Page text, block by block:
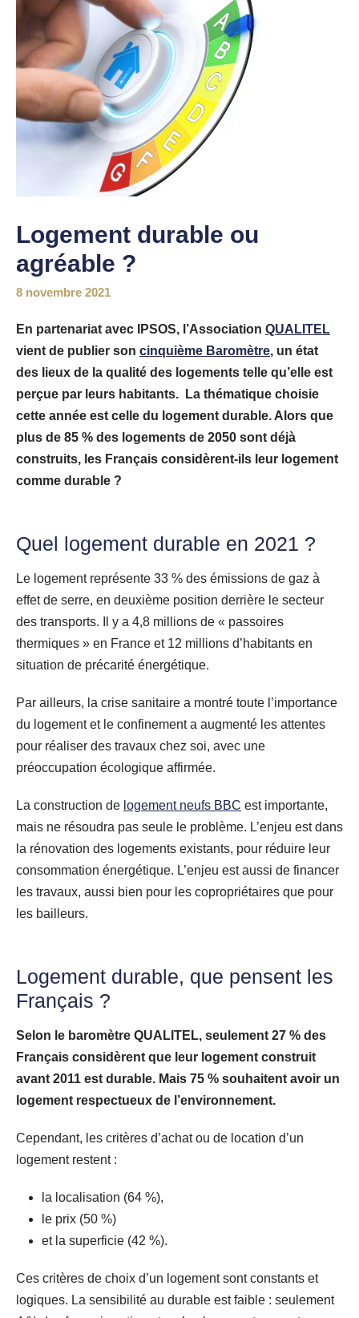
Logement durable ou
agréable ?
8 novembre 2021
En partenariat avec IPSOS, l’Association QUALITEL
vient de publier son cinquième Baromètre, un état
des lieux de la qualité des logements telle qu’elle est
perçue par leurs habitants. La thématique choisie
cette année est celle du logement durable. Alors que
plus de 85 % des logements de 2050 sont déjà
construits, les Français considèrent-ils leur logement
comme durable ?
Quel logement durable en 2021 ?
Le logement représente 33 % des émissions de gaz à
effet de serre, en deuxième position derrière le secteur
des transports. Il y a 4,8 millions de « passoires
thermiques » en France et 12 millions d’habitants en
situation de précarité énergétique.
Par ailleurs, la crise sanitaire a montré toute l’importance
du logement et le confinement a augmenté les attentes
pour réaliser des travaux chez soi, avec une
préoccupation écologique affirmée.
La construction de logement neufs BBC est importante,
mais ne résoudra pas seule le problème. L’enjeu est dans
la rénovation des logements existants, pour réduire leur
consommation énergétique. L’enjeu est aussi de financer
les travaux, aussi bien pour les copropriétaires que pour
les bailleurs.
Logement durable, que pensent les
Français ?
Selon le baromètre QUALITEL, seulement 27 % des
Français considèrent que leur logement construit
avant 2011 est durable. Mais 75 % souhaitent avoir un
logement respectueux de l’environnement.
Cependant, les critères d’achat ou de location d’un
logement restent :
la localisation (64 %),
le prix (50 %)
et la superficie (42 %).
Ces critères de choix d’un logement sont constants et
logiques. La sensibilité au durable est faible : seulement